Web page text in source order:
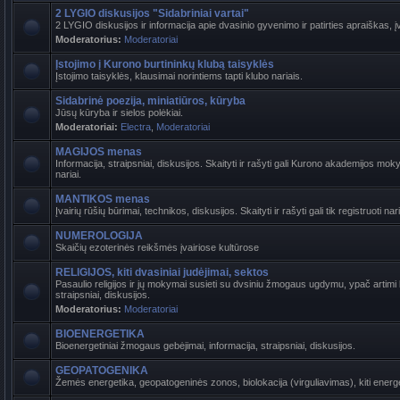
2 LYGIO diskusijos "Sidabriniai vartai"
2 LYGIO diskusijos ir informacija apie dvasinio gyvenimo ir patirties apraiškas,
Moderatorius: Moderatoriai
Įstojimo į Kurono burtininkų klubą taisyklės
Įstojimo taisyklės, klausimai norintiems tapti klubo nariais.
Sidabrinė poezija, miniatiūros, kūryba
Jūsų kūryba ir sielos polėkiai.
Moderatoriai: Electra Moderatoriai
MAGIJOS menas
Informacija, straipsniai, diskusijos. Skaityti ir rašyti gali Kurono akademijos
nariai.
MANTIKOS menas
Įvairių rūšių būrimai, technikos, diskusijos. Skaityti ir rašyti gali tik registruoti
NUMEROLOGIJA
Skaičių ezoterinės reikšmės įvairiose kultūrose
RELIGIJOS, kiti dvasiniai judėjimai, sektos
Pasaulio religijos ir jų mokymai susieti su dvsiniu žmogaus ugdymu, ypač
straipsniai, diskusijos.
Moderatorius: Moderatoriai
BIOENERGETIKA
Bioenergetiniai žmogaus gebėjimai, informacija, straipsniai, diskusijos.
GEOPATOGENIKA
Žemės energetika, geopatogeninės zonos, biolokacija (virguliavimas), kiti